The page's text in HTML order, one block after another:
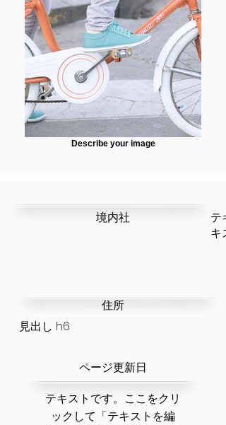
Describe your image
テ
キ
​境内社
​住所
見出し h6
​ページ更新日
テキストです。ここをクリ
ックして「テキストを編